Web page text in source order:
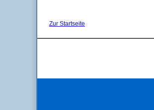
Zur Startseite